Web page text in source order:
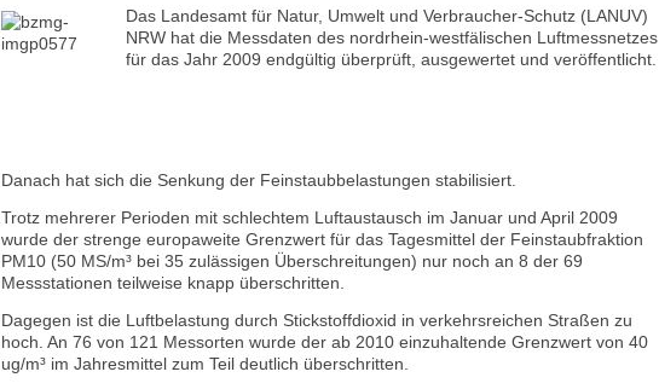
Das Landesamt für Natur, Umwelt und Verbraucher-Schutz (LANUV)
NRW hat die Messdaten des nordrhein-westfälischen Luftmessnetzes
für das Jahr 2009 endgültig überprüft, aus­gewertet und veröffentlicht.
Danach hat sich die Senkung der Feinstaubbelastungen stabilisiert.
Trotz mehrerer Perioden mit schlechtem Luftaustausch im Januar und April 2009
wurde der strenge europa­weite Grenzwert für das Tagesmittel der Feinstaubfraktion
PM10 (50 MS/m³ bei 35 zulässigen Überschreitungen) nur noch an 8 der 69
Messstationen teilweise knapp überschritten.
Dagegen ist die Luftbelastung durch Stickstoffdioxid in verkehrsreichen Straßen zu
hoch. An 76 von 121 Messorten wurde der ab 2010 einzuhaltende Grenzwert von 40
ug/m³ im Jahresmittel zum Teil deutlich überschritten.